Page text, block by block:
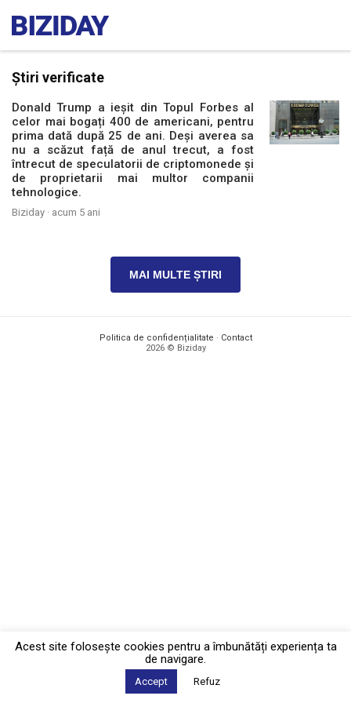
Știri verificate
Donald Trump a ieșit din Topul Forbes al
celor mai bogați 400 de americani, pentru
prima dată după 25 de ani. Deși averea sa
nu a scăzut față de anul trecut, a fost
întrecut de speculatorii de criptomonede și
de proprietarii mai multor companii
tehnologice.
Biziday · acum 5 ani
MAI MULTE ȘTIRI
Politica de confidențialitate · Contact
2026 © Biziday
Acest site foloseşte cookies pentru a îmbunătăți experiența ta
de navigare.
Accept Refuz